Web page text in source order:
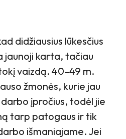
didžiausius lūkesčius
jaunoji karta, tačiau
vaizdą. 40–49 m.
žmonės, kurie jau
įpročius, todėl jie
tarp patogaus ir tik
išmaniajame. Jei